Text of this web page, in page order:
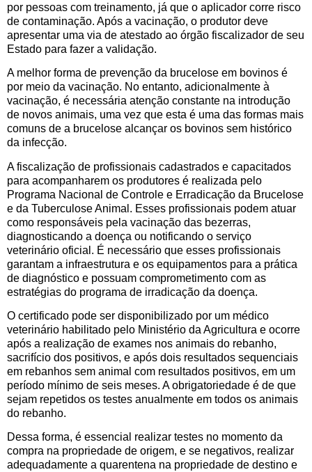
por pessoas com treinamento, já que o aplicador corre risco
de contaminação. Após a vacinação, o produtor deve
apresentar uma via de atestado ao órgão fiscalizador de seu
Estado para fazer a validação.
A melhor forma de prevenção da brucelose em bovinos é
por meio da vacinação. No entanto, adicionalmente à
vacinação, é necessária atenção constante na introdução
de novos animais, uma vez que esta é uma das formas mais
comuns de a brucelose alcançar os bovinos sem histórico
da infecção.
A fiscalização de profissionais cadastrados e capacitados
para acompanharem os produtores é realizada pelo
Programa Nacional de Controle e Erradicação da Brucelose
e da Tuberculose Animal. Esses profissionais podem atuar
como responsáveis pela vacinação das bezerras,
diagnosticando a doença ou notificando o serviço
veterinário oficial. É necessário que esses profissionais
garantam a infraestrutura e os equipamentos para a prática
de diagnóstico e possuam comprometimento com as
estratégias do programa de irradicação da doença.
O certificado pode ser disponibilizado por um médico
veterinário habilitado pelo Ministério da Agricultura e ocorre
após a realização de exames nos animais do rebanho,
sacrifício dos positivos, e após dois resultados sequenciais
em rebanhos sem animal com resultados positivos, em um
período mínimo de seis meses. A obrigatoriedade é de que
sejam repetidos os testes anualmente em todos os animais
do rebanho.
Dessa forma, é essencial realizar testes no momento da
compra na propriedade de origem, e se negativos, realizar
adequadamente a quarentena na propriedade de destino e